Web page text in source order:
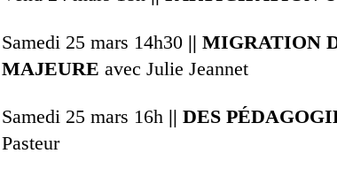
Samedi 25 mars 14h30 || MIGRATION
MAJEURE avec Julie Jeannet
Samedi 25 mars 16h || DES
Pasteur